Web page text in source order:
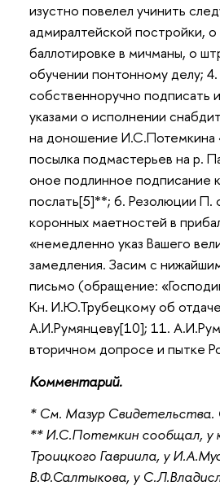
изустно повелел учинить
адмиралтейской постройки,
баллотировке в мичманы, о
обучении понтонному делу;
собственноручно подписать
указами о исполнении
на доношение И.С.Потемкина
посылка подмастерьев на р.
оное подлинное подписание
послать[5]**; 6. Резолюции П.
коронных маетностей в
«немедленно указ Вашего
замедления. Засим с
письмо (обращение:
Кн. И.Ю.Трубецкому об
А.И.Румянцеву[10]; 11.
вторичном допросе и пытке
Комментарий.
* См. Мазур Свидетельства.
** И.С.Потемкин сообщал, у
Троицкого Гавриила, у
В.Ф.Салтыкова, у